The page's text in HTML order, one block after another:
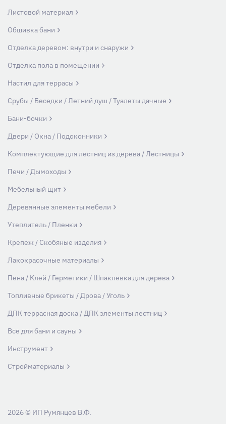
Листовой материал
Обшивка бани
Отделка деревом: внутри и снаружи
Отделка пола в помещении
Настил для террасы
Срубы / Беседки / Летний душ / Туалеты дачные
Бани-бочки
Двери / Окна / Подоконники
Комплектующие для лестниц из дерева / Лестницы
Печи / Дымоходы
Мебельный щит
Деревянные элементы мебели
Утеплитель / Пленки
Крепеж / Скобяные изделия
Лакокрасочные материалы
Пена / Клей / Герметики / Шпаклевка для дерева
Топливные брикеты / Дрова / Уголь
ДПК террасная доска / ДПК элементы лестниц
Все для бани и сауны
Инструмент
Стройматериалы
2026 © ИП Румянцев В.Ф.